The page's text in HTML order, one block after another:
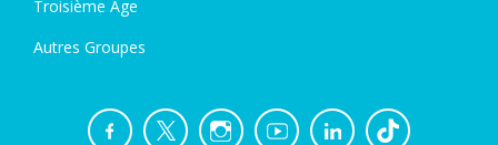
Troisième Âge
Autres Groupes